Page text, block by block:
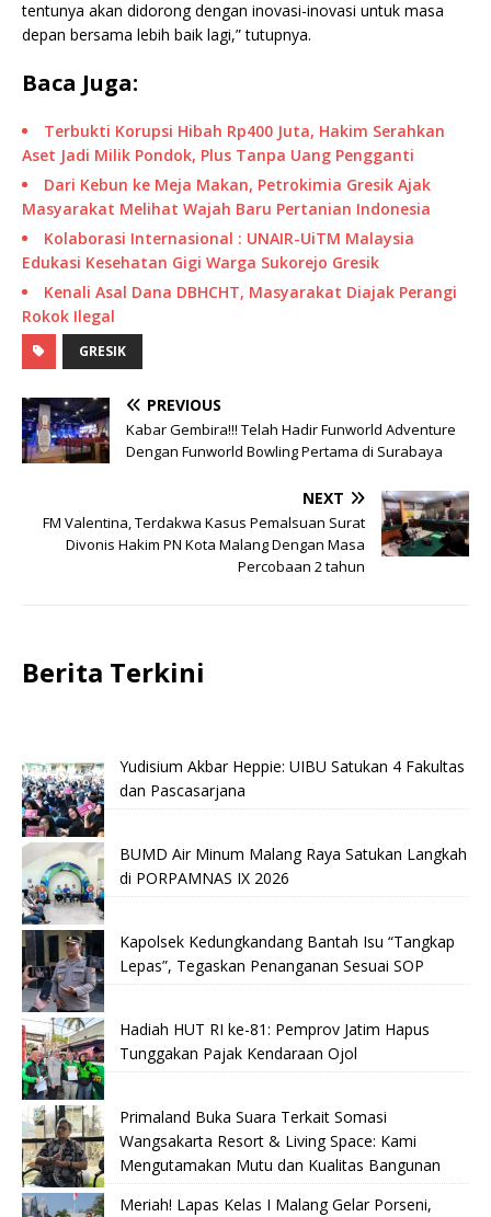
tentunya akan didorong dengan inovasi-inovasi untuk masa
depan bersama lebih baik lagi,” tutupnya.
Baca Juga:
Terbukti Korupsi Hibah Rp400 Juta, Hakim Serahkan
Aset Jadi Milik Pondok, Plus Tanpa Uang Pengganti
Dari Kebun ke Meja Makan, Petrokimia Gresik Ajak
Masyarakat Melihat Wajah Baru Pertanian Indonesia
Kolaborasi Internasional : UNAIR-UiTM Malaysia
Edukasi Kesehatan Gigi Warga Sukorejo Gresik
Kenali Asal Dana DBHCHT, Masyarakat Diajak Perangi
Rokok Ilegal
GRESIK
PREVIOUS
Kabar Gembira!!! Telah Hadir Funworld Adventure
Dengan Funworld Bowling Pertama di Surabaya
NEXT
FM Valentina, Terdakwa Kasus Pemalsuan Surat
Divonis Hakim PN Kota Malang Dengan Masa
Percobaan 2 tahun
Berita Terkini
Yudisium Akbar Heppie: UIBU Satukan 4 Fakultas
dan Pascasarjana
BUMD Air Minum Malang Raya Satukan Langkah
di PORPAMNAS IX 2026
Kapolsek Kedungkandang Bantah Isu “Tangkap
Lepas”, Tegaskan Penanganan Sesuai SOP
Hadiah HUT RI ke-81: Pemprov Jatim Hapus
Tunggakan Pajak Kendaraan Ojol
Primaland Buka Suara Terkait Somasi
Wangsakarta Resort & Living Space: Kami
Mengutamakan Mutu dan Kualitas Bangunan
Meriah! Lapas Kelas I Malang Gelar Porseni,